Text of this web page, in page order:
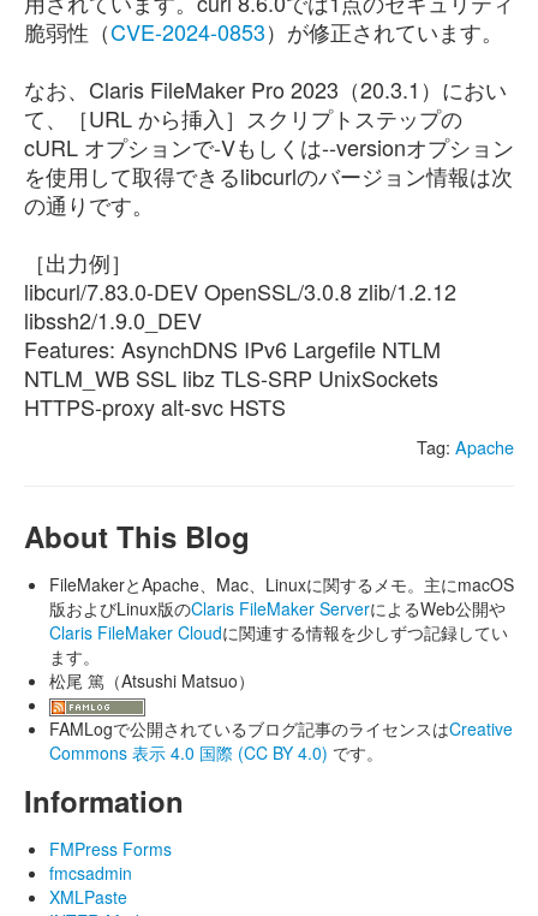
脆弱性（CVE-2024-0853）が修正されています。
なお、Claris FileMaker Pro 2023（20.3.1）におい
て、［URL から挿入］スクリプトステップの
cURL オプションで-Vもしくは--versionオプション
を使用して取得できるlibcurlのバージョン情報は次
の通りです。
［出力例］
libcurl/7.83.0-DEV OpenSSL/3.0.8 zlib/1.2.12
libssh2/1.9.0_DEV
Features: AsynchDNS IPv6 Largefile NTLM
NTLM_WB SSL libz TLS-SRP UnixSockets
HTTPS-proxy alt-svc HSTS
Tag: Apache
About This Blog
FileMakerとApache、Mac、Linuxに関するメモ。主にmacOS
版およびLinux版のClaris FileMaker ServerによるWeb公開や
Claris FileMaker Cloudに関連する情報を少しずつ記録してい
ます。
松尾 篤（Atsushi Matsuo）
FAMLogで公開されているブログ記事のライセンスはCreative
Commons 表示 4.0 国際 (CC BY 4.0) です。
Information
FMPress Forms
fmcsadmin
XMLPaste